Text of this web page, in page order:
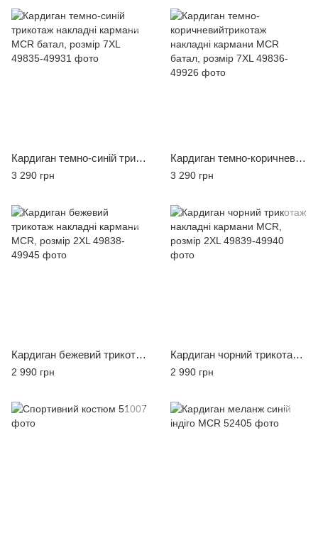
Кардиган темно-синій трикотаж накладні кармани MCR батал, розмір 7XL
3 290 грн
Кардиган темно-коричневийтрикотаж накладні кармани MCR батал, розмір 7XL
3 290 грн
Кардиган бежевий трикотаж накладні кармани MCR, розмір 2XL
2 990 грн
Кардиган чорний трикотаж накладні кармани MCR, розмір 2XL
2 990 грн